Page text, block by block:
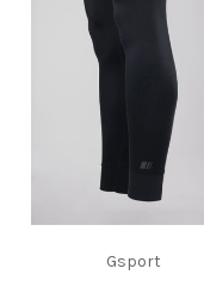
Gsport